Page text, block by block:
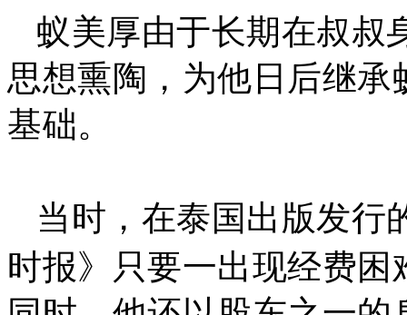
蚁美厚由于长期在叔叔
思想熏陶，为他日后继
基础。
当时，在泰国出版发行
时报》只要一出现经费困